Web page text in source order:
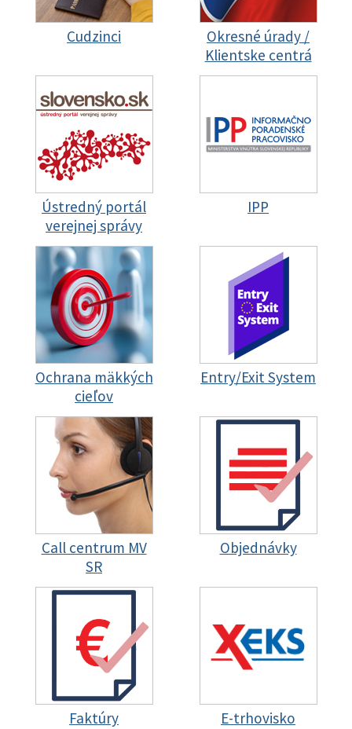
Cudzinci
Okresné úrady /
Klientske centrá
Ústredný portál
verejnej správy
IPP
Ochrana mäkkých
cieľov
Entry/Exit System
Call centrum MV
SR
Objednávky
Faktúry E-trhovisko